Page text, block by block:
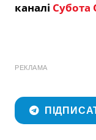
каналі Субота
РЕКЛАМА